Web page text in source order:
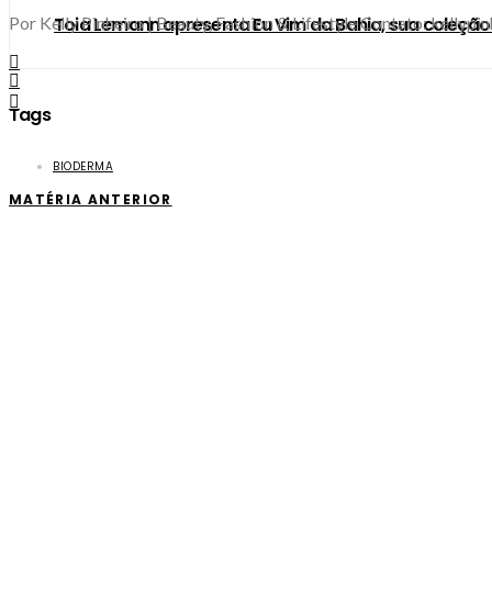
Toia Lemann apresenta Eu Vim da Bahia, sua
Por Kelly Pinheiro | Beauty, Fashion & Lifestyle Contato:
Tags
BIODERMA
MATÉRIA ANTERIOR